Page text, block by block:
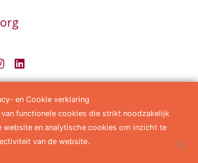
statement Algemene voorwaarden
en Cookie verklaring
functionele cookies die strikt noodzakelijk
website en analytische cookies om inzicht te
van de website.